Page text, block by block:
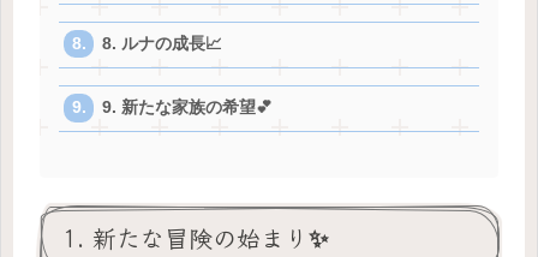
8. ルナの成長📈
9. 新たな家族の希望💕
1. 新たな冒険の始まり✨